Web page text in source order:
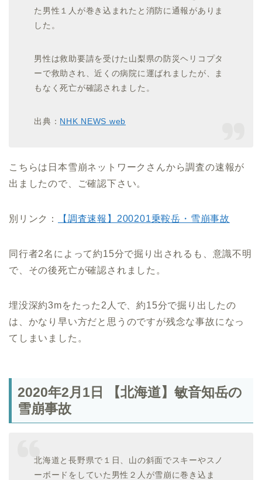
た男性１人が巻き込まれたと消防に通報がありま
した。
男性は救助要請を受けた山梨県の防災ヘリコプタ
ーで救助され、近くの病院に運ばれましたが、ま
もなく死亡が確認されました。
出典： NHK NEWS web
こちらは日本雪崩ネットワークさんから調査の速報が
出ましたので、ご確認下さい。
別リンク： 【調査速報】200201乗鞍岳・雪崩事故
同行者2名によって約15分で掘り出されるも、意識不明
で、その後死亡が確認されました。
埋没深約3mをたった2人で、約15分で掘り出したの
は、かなり早い方だと思うのですが残念な事故になっ
てしまいました。
2020年2月1日 【北海道】敏音知岳の
雪崩事故
北海道と長野県で１日、山の斜面でスキーやスノ
ーボードをしていた男性２人が雪崩に巻き込ま